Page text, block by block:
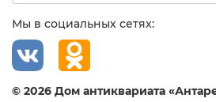
Мы в социальных сетях:
© 2026 Дом антиквариата